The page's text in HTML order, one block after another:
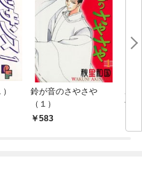
鈴が音のさやさや
（１）
583
ボ
女